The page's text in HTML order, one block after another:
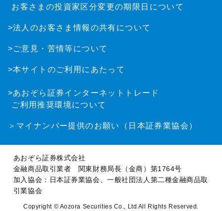
お客さまの投資家区分変更の期限日について
>法人のお客さま情報の共有について
>ご意見・苦情等について
>本サイトのご利用にあたって
>あおぞら証券インターネットトレード
ご利用推奨環境について
＞マイナンバー提供のお願い（日本証券業協会）
あおぞら証券株式会社
金融商品取引業者 関東財務局長（金商）第1764号
加入協会：日本証券業協会、一般社団法人第二種金融商品取
引業協会
Copyright © Aozora Securities Co., Ltd All Rights Reserved.